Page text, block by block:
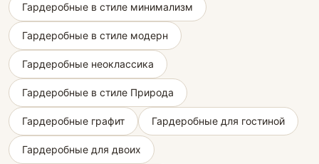
Гардеробные в стиле минимализм
Гардеробные в стиле модерн
Гардеробные неоклассика
Гардеробные в стиле Природа
Гардеробные графит Гардеробные для гостиной
Гардеробные для двоих